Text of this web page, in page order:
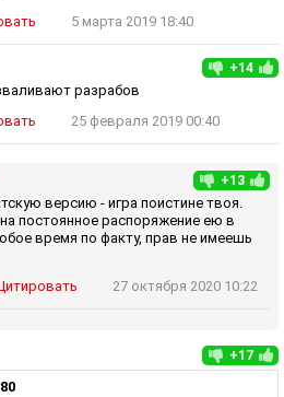
5 марта 2019 18:40
+14
разрабов
25 февраля 2019 00:40
+13
версию - игра поистине твоя.
на постоянное распоряжение ею в
время по факту, прав не имеешь
27 октября 2020 10:22
+17